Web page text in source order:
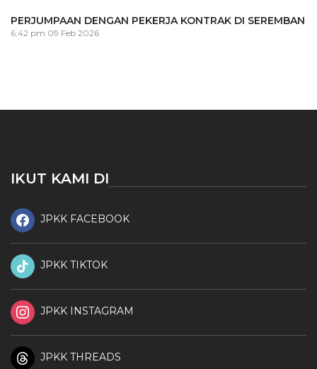
PERJUMPAAN DENGAN PEKERJA KONTRAK DI SEREMBAN
6:42 pm 09 Feb 2026
IKUT KAMI DI
JPKK FACEBOOK
JPKK TIKTOK
JPKK INSTAGRAM
JPKK THREADS